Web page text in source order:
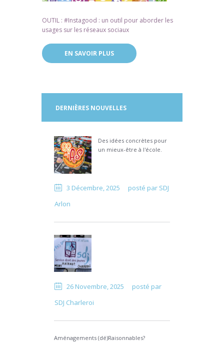
OUTIL : #Instagood : un outil pour aborder les
usages sur les réseaux sociaux
EN SAVOIR PLUS
DERNIÈRES NOUVELLES
Des idées concrètes pour
un mieux-être à l'école.
3 Décembre, 2025 posté par SDJ
Arlon
26 Novembre, 2025
posté par
SDJ Charleroi
Aménagements (dé)Raisonnables?